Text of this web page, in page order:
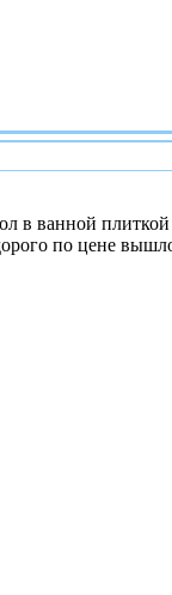
в ванной
по цене